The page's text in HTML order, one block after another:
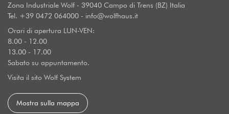
Zona Industriale Wolf - 39040 Campo di Trens (BZ) Italia
Tel. +39 0472 064000 - info@wolfhaus.it
Orari di apertura LUN-VEN:
8.00 - 12.00
13.00 - 17.00
Sabato su appuntamento.
Visita il sito Wolf System
Mostra sulla mappa